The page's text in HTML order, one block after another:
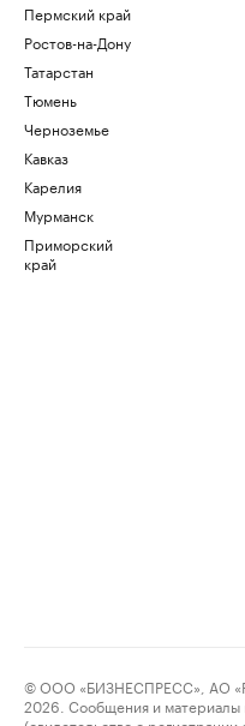
Пермский край
Ростов-на-Дону
Татарстан
Тюмень
Черноземье
Кавказ
Карелия
Мурманск
Приморский
край
© ООО «БИЗНЕСПРЕСС», АО
2026. Сообщения и материалы